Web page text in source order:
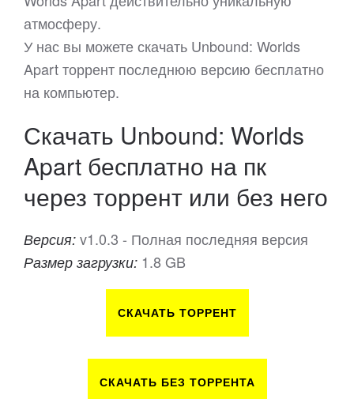
атмосферу.
У нас вы можете скачать Unbound: Worlds
Apart торрент последнюю версию бесплатно
на компьютер.
Скачать Unbound: Worlds
Apart бесплатно на пк
через торрент или без него
Версия: v1.0.3 - Полная последняя версия
Размер загрузки: 1.8 GB
СКАЧАТЬ ТОРРЕНТ
СКАЧАТЬ БЕЗ ТОРРЕНТА